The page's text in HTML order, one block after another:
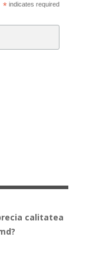
*indicates required
calitatea